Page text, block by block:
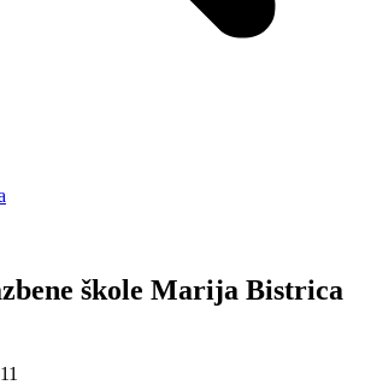
škole Marija Bistrica